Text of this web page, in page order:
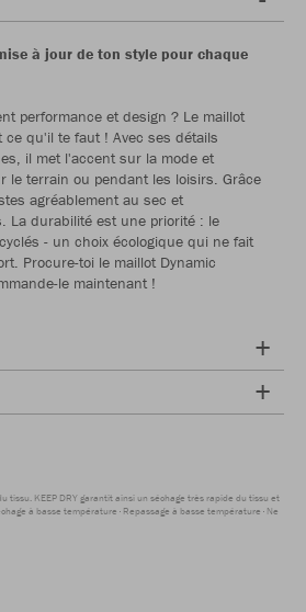
à jour de ton style pour chaque
performance et design ? Le maillot
qu'il te faut ! Avec ses détails
il met l'accent sur la mode et
terrain ou pendant les loisirs. Grâce
agréablement au sec et
La durabilité est une priorité : le
- un choix écologique qui ne fait
Procure-toi le maillot Dynamic
le maintenant !
KEEP DRY garantit ainsi un séchage très rapide du tissu et
à basse température Repassage à basse température Ne